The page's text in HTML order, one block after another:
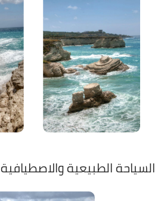
السياحة الطبيعية والاصطيافية